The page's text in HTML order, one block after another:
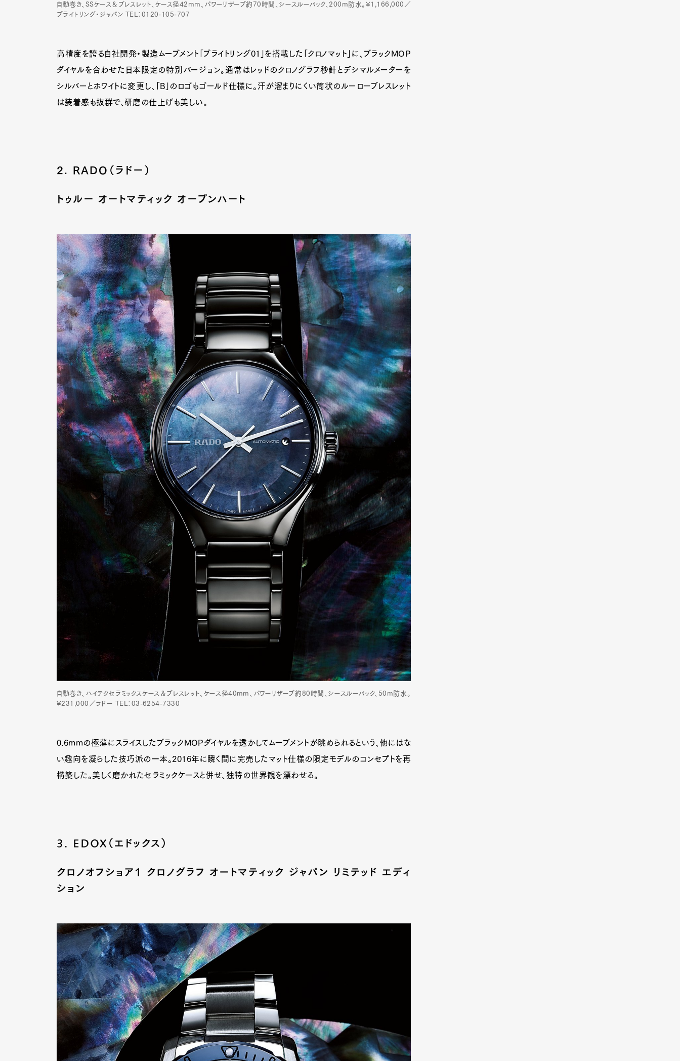
Art&Design Watch
Fashion
Gourmet
Cars Product
Culture
Lifestyle
Pen Membership Magazine Official Columnist
Pen Meet Pen international Pen tw
自動巻き、SSケース＆ブレスレット、ケース径42mm、パワーリザーブ約70時間、シースルーバック、200m防水。¥1,166,000／
ブライトリング・ジャパン TEL：0120-105-707
高精度を誇る自社開発・製造ムーブメント「ブライトリング01」を搭載した「クロノマット」に、ブラックMOP
ダイヤルを合わせた日本限定の特別バージョン。通常はレッドのクロノグラフ秒針とデシマルメーターを
シルバーとホワイトに変更し、「B」のロゴもゴールド仕様に。汗が溜まりにくい筒状のルーローブレスレット
は装着感も抜群で、研磨の仕上げも美しい。
2. RADO（ラドー）
トゥルー オートマティック オープンハート
自動巻き、ハイテクセラミックスケース＆ブレスレット、ケース径40mm、パワーリザーブ約80時間、シースルーバック、50m防水。
¥231,000／ラドー TEL：03-6254-7330
0.6mmの極薄にスライスしたブラックMOPダイヤルを透かしてムーブメントが眺められるという、他にはな
い趣向を凝らした技巧派の一本。2016年に瞬く間に完売したマット仕様の限定モデルのコンセプトを再
構築した。美しく磨かれたセラミックケースと併せ、独特の世界観を漂わせる。
3. EDOX（エドックス）
クロノオフショア1 クロノグラフ オートマティック ジャパン リミテッド エディ
ション